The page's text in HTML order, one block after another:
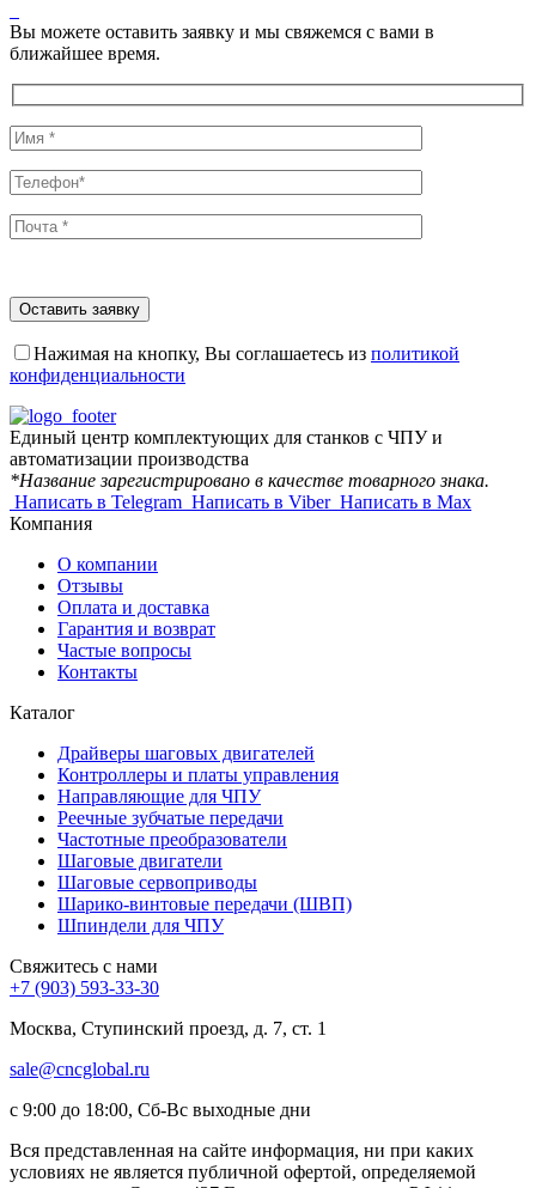
Вы можете оставить заявку и мы свяжемся с вами в
ближайшее время.
Нажимая на кнопку, Вы соглашаетесь из политикой
конфиденциальности
Единый центр комплектующих для станков с ЧПУ и
автоматизации производства
*Название зарегистрировано в качестве товарного знака.
Написать в Telegram Написать в Viber Написать в Max
Компания
О компании
Отзывы
Оплата и доставка
Гарантия и возврат
Частые вопросы
Контакты
Каталог
Драйверы шаговых двигателей
Контроллеры и платы управления
Направляющие для ЧПУ
Реечные зубчатые передачи
Частотные преобразователи
Шаговые двигатели
Шаговые сервоприводы
Шарико-винтовые передачи (ШВП)
Шпиндели для ЧПУ
Свяжитесь с нами
+7 (903) 593-33-30
Москва, Ступинский проезд, д. 7, ст. 1
sale@cncglobal.ru
с 9:00 до 18:00, Сб-Вс выходные дни
Вся представленная на сайте информация, ни при каких
условиях не является публичной офертой, определяемой